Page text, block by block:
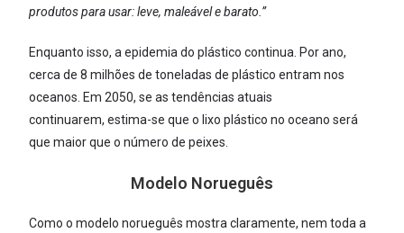
produtos para usar: leve, maleável e barato.”
Enquanto isso, a epidemia do plástico continua. Por ano,
cerca de 8 milhões de toneladas de plástico entram nos
oceanos. Em 2050, se as tendências atuais
continuarem, estima-se que o lixo plástico no oceano será
que maior que o número de peixes.
Modelo Norueguês
Como o modelo norueguês mostra claramente, nem toda a